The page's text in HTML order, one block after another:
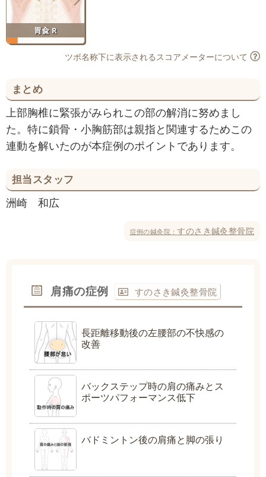
胃兪 R
ツボ名称下に表示されるスコアメーターについて
まとめ
上部胸椎に緊張がみられこの部の解消に努めまし
た。特に鎖骨・小胸筋部は親指と関連するためこの
連動を解いたのが本症例のポイントであります。
担当スタッフ
洲崎 和広
症例の鍼灸院：すのさき鍼灸整骨院
肩痛の症例 すのさき鍼灸整骨院
長距離移動後の左腰部の不快感の
改善
バックステップ時の肩の痛みとス
ポーツパフォーマンス低下
バドミントン後の肩痛と脚の張り